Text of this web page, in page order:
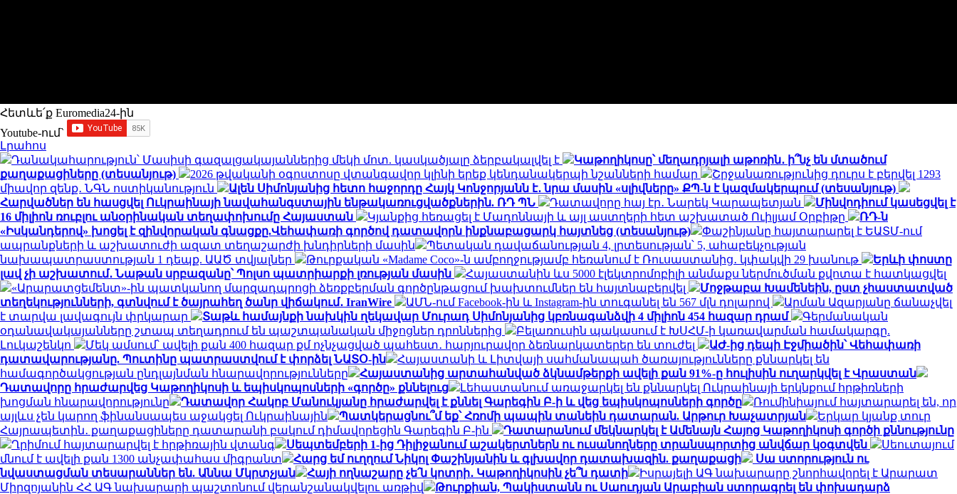
Հետևե՛ք Euromedia24-ին
Youtube-ում`
Լրահոս
Դանակահարություն՝ Մասիսի գազալցակայաններից մեկի մոտ. կասկածյալը ձերբակալվել է
Կաթողիկոսը՝ մեղադրյալի աթոռին․ ի՞նչ են մտածում
քաղաքացիները (տեսանյութ)
2026 թվականի օգոստոսը վտանգավոր կլինի երեք կենդանակերպի նշանների համար
Շրջանառությունից դուրս է բերվել 1293
միավոր զենք․ ՆԳՆ ոստիկանություն
Ալեն Սիմոնյանից հետո հաջորդը Հայկ Կոնջորյանն է․ նրա մասին «սլիվները» ՔՊ-ն է կազմակերպում (տեսանյութ)
Հարվածներ են հասցվել Ուկրաինայի նավահանգստային ենթակառուցվածքներին. ՌԴ ՊՆ
Դատավորը հայ էր․ Նարեկ Կարապետյան
Մինվոդիում կասեցվել է
16 միլիոն ռուբլու անօրինական տեղափոխումը Հայաստան
Կյանքից հեռացել է Մադոննայի և այլ աստղերի հետ աշխատած Ուիլյամ Օրբիթը
ՌԴ-ն
«Իսկանդերով» խոցել է զինվորական գնացքը.Վեհափառի գործով դատավորն ինքնաբացարկ հայտնեց (տեսանյութ)
Փաշինյանը հայտարարել է ԵԱՏՄ-ում
ապրանքների և աշխատուժի ազատ տեղաշարժի խնդիրների մասին
Պետական դավաճանության 4, լրտեսության՝ 5, ահաբեկչության
նախապատրաստության 1 դեպք. ԱԱԾ տվյալներ
Թուրքական «Madame Coco»-ն ամբողջությամբ հեռանում է Ռուսաստանից․ կփակվի 29 խանութ
Երևի փոստը
լավ չի աշխատում․ Նաթան սրբազանը՝ Պոլսո պատրիարքի լռության մասին
Հայաստանին ևս 5000 էլեկտրոմոբիլի անմաքս ներմուծման քվոտա է հատկացվել
«Արարատցեմենտ»-ին պատկանող մարզադպրոցի ձեռքբերման գործընթացում խախտումներ են հայտնաբերվել
Մոջթաբա Խամենեին, ըստ չհաստատված
տեղեկությունների, գտնվում է ծայրահեղ ծանր վիճակում․ IranWire
ԱՄՆ-ում Facebook-ին և Instagram-ին տուգանել են 567 մլն դոլարով
Արման Ազարյանը ճանաչվել
է տարվա լավագույն փրկարար
Տաթև համայնքի նախկին ղեկավար Մուրադ Սիմոնյանից կբռնագանձվի 4 միլիոն 454 հազար դրամ
Գերմանական
օդանավակայանները շտապ տեղադրում են պաշտպանական միջոցներ դրոններից
Բելառուսին պակասում է ԽՍՀՄ-ի կառավարման համակարգը.
Լուկաշենկո
Մեկ ամսում՝ ավելի քան 400 հազար քմ ոչնչացված պահեստ․ հարյուրավոր ձեռնարկատերեր են տուժել
ԱԺ-ից դեպի Էջմիածին՝ Վեհափառի
դատավարությանը. Պուտինը պատրաստվում է փորձել ՆԱՏՕ-ին
Հայաստանի և Լիտվայի սահմանապահ ծառայությունները քննարկել են
համագործակցության ընդլայնման հնարավորությունները
Հայաստանից արտահանված ձկնամթերքի ավելի քան 91%-ը հուլիսին ուղարկվել է Վրաստան
Դատավորը հրաժարվեց Կաթողիկոսի և եպիսկոպոսների «գործը» քննելուց
Լեհաստանում առաջարկել են քննարկել Ուկրաինայի երկնքում հրթիռների
խոցման հնարավորությունը
Դատավոր Հակոբ Մանուկյանը հրաժարվել է քննել Գարեգին Բ-ի և վեց եպիսկոպոսների գործը
Ռումինիայում հայտարարել են, որ
այլևս չեն կարող ֆինանսապես աջակցել Ուկրաինային
Պատկերացնու՞մ եք՝ Հռոմի պապին տանեին դատարան. Արթուր Խաչատրյան
Երկար կյանք տուր
Հայրապետին․ քաղաքացիները դատարանի բակում դիմավորեցին Գարեգին Բ-ին
Դատարանում մեկնարկել է Ամենայն Հայոց Կաթողիկոսի գործի քննությունը
Ղրիմում հայտարարվել է հրթիռային վտանգ
Սեպտեմբերի 1-ից Դիլիջանում աշակերտներն ու ուսանողները տրանսպորտից անվճար կօգտվեն
Սեուտայում
մնում է ավելի քան 1300 անչափահաս միգրանտ
Հարց եմ ուղղում Նիկոլ Փաշինյանին և գլխավոր դատախազին. քաղաքացի
Սա ստորություն ու
նվաստացման տեսարաններ են. Աննա Մկրտչյան
Հայի ողնաշարը չե՛ն կոտրի․ Կաթողիկոսին չե՞ն դատի
Իսրայելի ԱԳ նախարարը շնորհավորել է Արարատ
Միրզոյանին ՀՀ ԱԳ նախարարի պաշտոնում վերանշանակվելու առթիվ
Թուրքիան, Պակիստանն ու Սաուդյան Արաբիան ստորագրել են փոխադարձ